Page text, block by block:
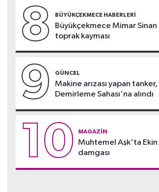
8 BÜYÜKÇEKMECE HABERLERI
Büyükçekmece Mimar Sinan
toprak kayması
9 GÜNCEL
Makine arızası yapan tanker,
Demirleme Sahası'na alındı
10 MAGAZIN
Muhtemel Aşk'ta Ekin
damgası